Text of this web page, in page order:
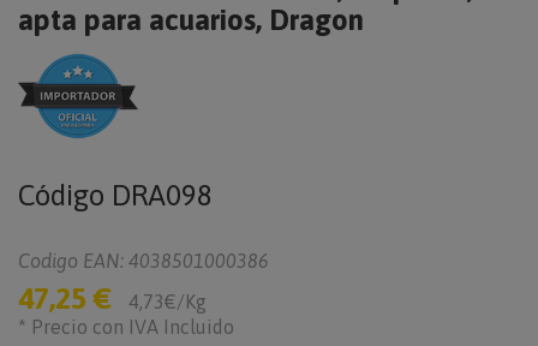
apta para acuarios, Dragon
Código DRA098
Codigo EAN: 4038501000386
47,25 €
4,73€/Kg
* Precio con IVA Incluido